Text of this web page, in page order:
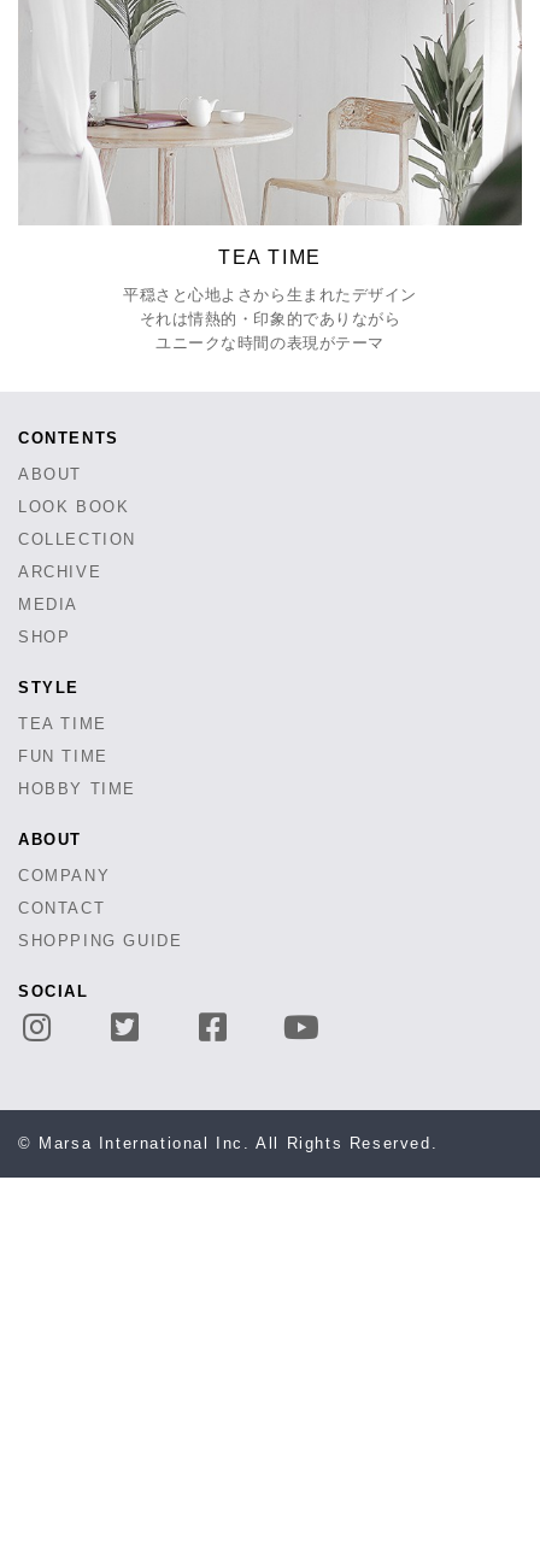
TEA TIME
平穏さと心地よさから生まれたデザイン
それは情熱的・印象的でありながら
ユニークな時間の表現がテーマ
CONTENTS
ABOUT
LOOK BOOK
COLLECTION
ARCHIVE
MEDIA
SHOP
STYLE
TEA TIME
FUN TIME
HOBBY TIME
ABOUT
COMPANY
CONTACT
SHOPPING GUIDE
SOCIAL
© Marsa International Inc. All Rights Reserved.